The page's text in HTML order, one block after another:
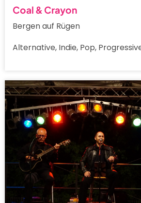
Coal & Crayon
Bergen auf Rügen
Alternative, Indie, Pop,